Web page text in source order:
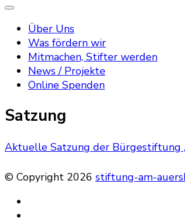
stiftung-am-auersberg.de
Über Uns
Was fördern wir
Mitmachen, Stifter werden
News / Projekte
Online Spenden
Satzung
Aktuelle Satzung der Bürgestiftung
© Copyright 2026 stiftung-am-